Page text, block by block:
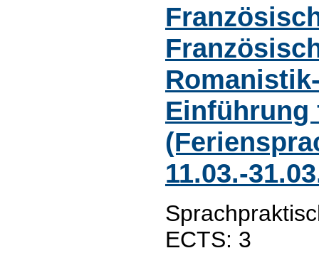
Einführung
11.03.-
ECTS: 3